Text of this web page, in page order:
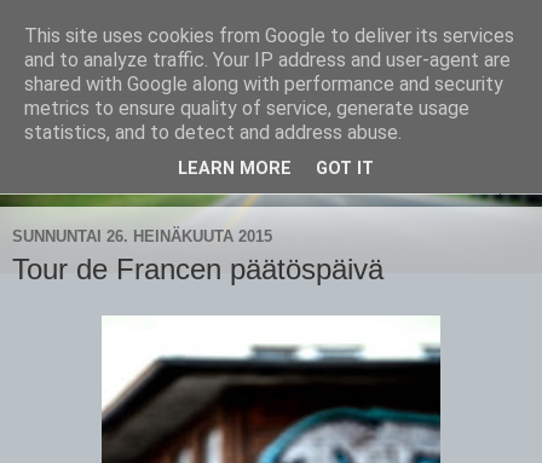
CampaSimpukka
kammen- ja kauhanpyöritystä
SUNNUNTAI 26. HEINÄKUUTA 2015
Tour de Francen päätöspäivä
This site uses cookies from Google to deliver its services
and to analyze traffic. Your IP address and user-agent are
shared with Google along with performance and security
metrics to ensure quality of service, generate usage
statistics, and to detect and address abuse.
LEARN MORE GOT IT